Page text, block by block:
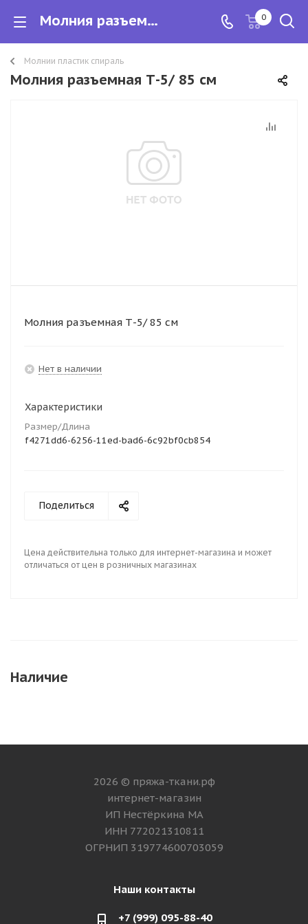
Молния разъемная Т-5/ 85 см 0
Молнии пластик спираль
Молния разъемная Т-5/ 85 см
Молния разъемная Т-5/ 85 см
Нет в наличии
Характеристики
Размер/Длина
f4271dd6-6256-11ed-bad6-6c92bf0cb854
Поделиться
Цена действительна только для интернет-магазина и может
отличаться от цен в розничных магазинах
Наличие
2026 © пряжа-ткани.рф
интернет-магазин
ИП Нестёркина МА
ИНН 772021310811
ОГРНИП 319774600703059
Наши контакты
+7 (999) 095-88-40